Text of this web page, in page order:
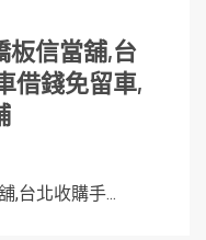
板信當舖,台
借錢免留車,
,台北收購手...